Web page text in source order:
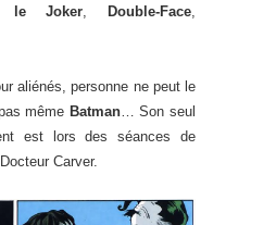
le Joker, Double-Face,
aliénés, personne ne peut le
même Batman… Son seul
est lors des séances de
Carver.